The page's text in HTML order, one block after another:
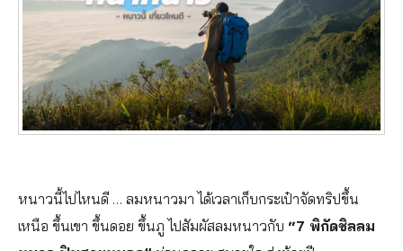
หนาวนี้ไปไหนดี …​ ลมหนาวมา ได้เวลาเก็บกระเป๋าจัดทริปขึ้น
เหนือ ขึ้นเขา ขึ้นดอย ขึ้นภู ไปสัมผัสลมหนาวกับ “7 พิกัดชิลลม